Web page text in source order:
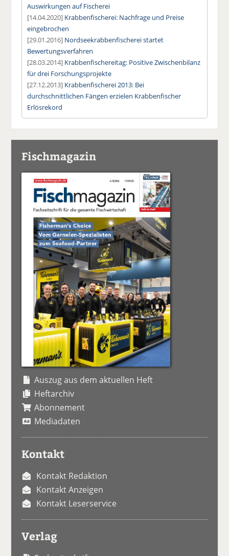
Auswirkungen auf Fischerei
[14.04.2020] Krabbenfischerei: Nachfrage und Preise
eingebrochen
[29.01.2016] Nordseekrabbenfischerei startet
Bewertungsverfahren
[28.03.2014] Krabbenfischereitag: Positive Zwischenbilanz
für drei Forschungsprojekte
[27.12.2013] Krabbenfischerei 2013: Bei
durchschnittlichen Fängen erzielen Krabbenfischer
Erlösrekord
Fischmagazin
Auszug aus dem aktuellen Heft
Heftarchiv
Abonnement
Mediadaten
Kontakt
Kontakt Redaktion
Kontakt Anzeigen
Kontakt Leserservice
Verlag